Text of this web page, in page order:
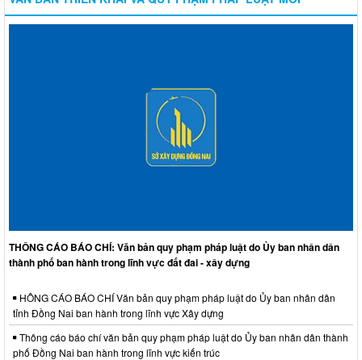
THÔNG CÁO BÁO CHÍ: Văn bản quy phạm pháp luật do Ủy ban nhân dân
thành phố ban hành trong lĩnh vực đất đai - xây dựng
HÔNG CÁO BÁO CHÍ Văn bản quy phạm pháp luật do Ủy ban nhân dân
tỉnh Đồng Nai ban hành trong lĩnh vực Xây dựng
Thông cáo báo chí văn bản quy phạm pháp luật do Ủy ban nhân dân thành
phố Đồng Nai ban hành trong lĩnh vực kiến trúc